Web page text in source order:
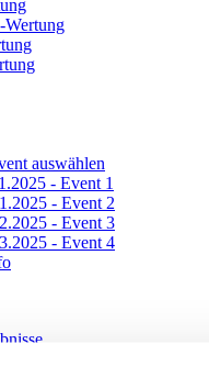
Wertung
auswählen
- Event 1
- Event 2
- Event 3
- Event 4